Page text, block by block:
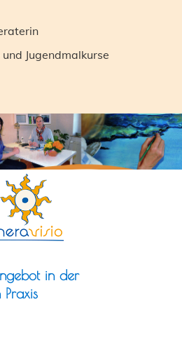
Jugendmalkurse
in der